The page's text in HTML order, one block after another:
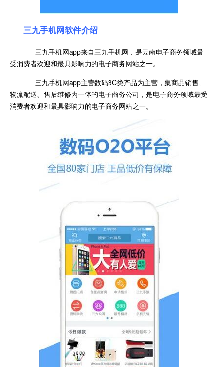
三九手机网软件介绍
三九手机网app来自三九手机网，是云南电子商务领域最
受消费者欢迎和最具影响力的电子商务网站之一。
三九手机网app主营数码3C类产品为主营，集商品销售、
物流配送、售后维修为一体的电子商务公司，是电子商务领域最受
消费者欢迎和最具影响力的电子商务网站之一。